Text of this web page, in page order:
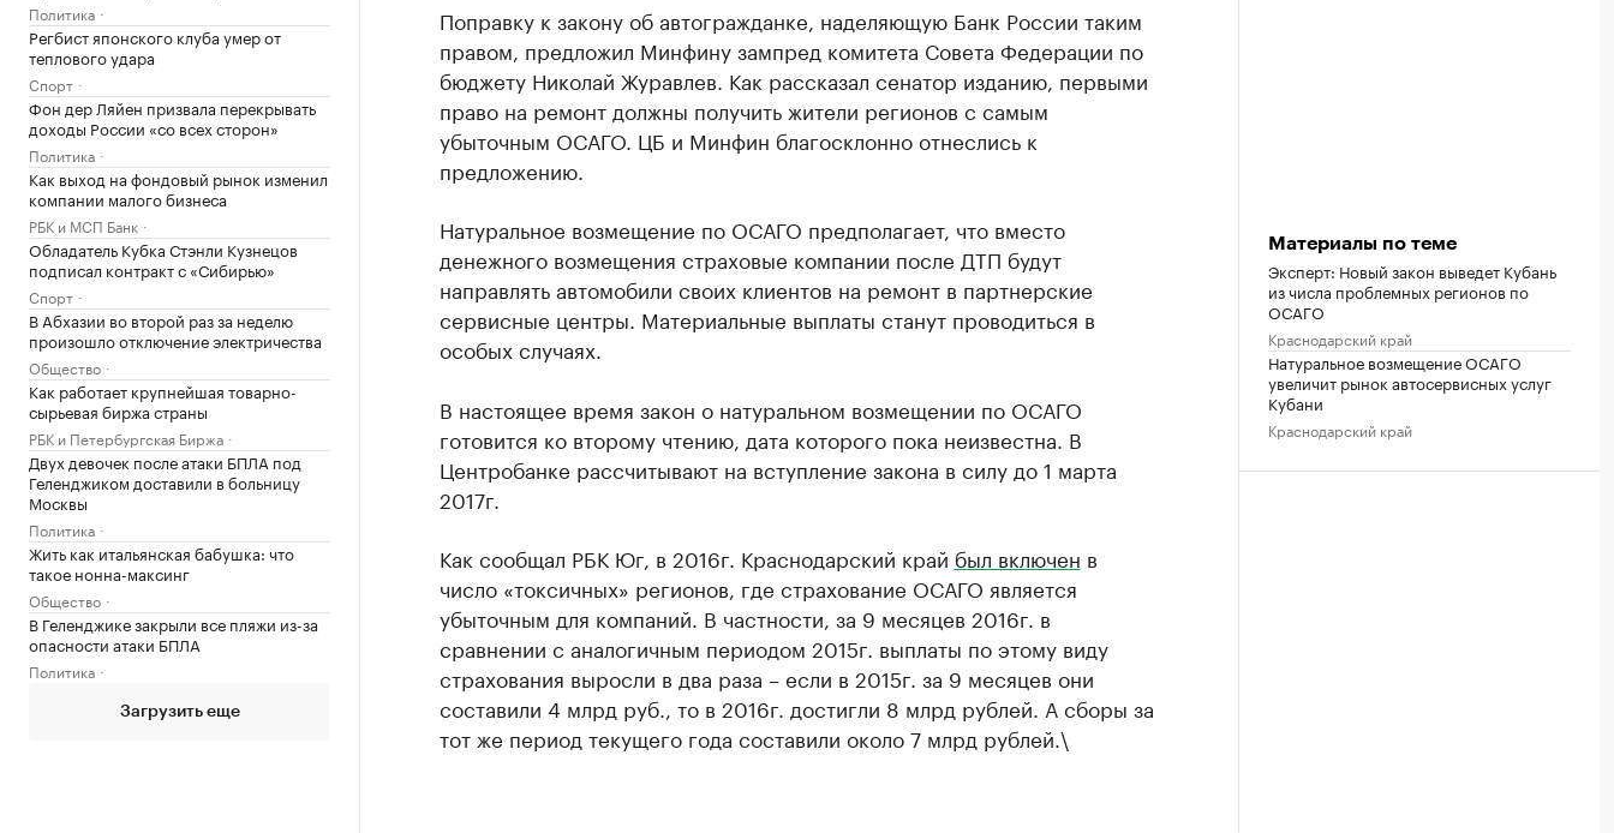
Политика
Регбист японского клуба умер от
теплового удара
Спорт
Фон дер Ляйен призвала перекрывать
доходы России «со всех сторон»
Политика
Как выход на фондовый рынок изменил
компании малого бизнеса
РБК и МСП Банк
Обладатель Кубка Стэнли Кузнецов
подписал контракт с «Сибирью»
Спорт
В Абхазии во второй раз за неделю
произошло отключение электричества
Общество
Как работает крупнейшая товарно-
сырьевая биржа страны
РБК и Петербургская Биржа
Двух девочек после атаки БПЛА под
Геленджиком доставили в больницу
Москвы
Политика
Жить как итальянская бабушка: что
такое нонна-максинг
Общество
В Геленджике закрыли все пляжи из-за
опасности атаки БПЛА
Политика
Загрузить еще
Поправку к закону об автогражданке, наделяющую Банк России таким
правом, предложил Минфину зампред комитета Совета Федерации по
бюджету Николай Журавлев. Как рассказал сенатор изданию, первыми
право на ремонт должны получить жители регионов с самым
убыточным ОСАГО. ЦБ и Минфин благосклонно отнеслись к
предложению.
Натуральное возмещение по ОСАГО предполагает, что вместо
денежного возмещения страховые компании после ДТП будут
направлять автомобили своих клиентов на ремонт в партнерские
сервисные центры. Материальные выплаты станут проводиться в
особых случаях.
В настоящее время закон о натуральном возмещении по ОСАГО
готовится ко второму чтению, дата которого пока неизвестна. В
Центробанке рассчитывают на вступление закона в силу до 1 марта
2017г.
Как сообщал РБК Юг, в 2016г. Краснодарский край был включен в
число «токсичных» регионов, где страхование ОСАГО является
убыточным для компаний. В частности, за 9 месяцев 2016г. в
сравнении с аналогичным периодом 2015г. выплаты по этому виду
страхования выросли в два раза – если в 2015г. за 9 месяцев они
составили 4 млрд руб., то в 2016г. достигли 8 млрд рублей. А сборы за
тот же период текущего года составили около 7 млрд рублей.\
Материалы по теме
Эксперт: Новый закон выведет Кубань
из числа проблемных регионов по
ОСАГО
Краснодарский край
Натуральное возмещение ОСАГО
увеличит рынок автосервисных услуг
Кубани
Краснодарский край